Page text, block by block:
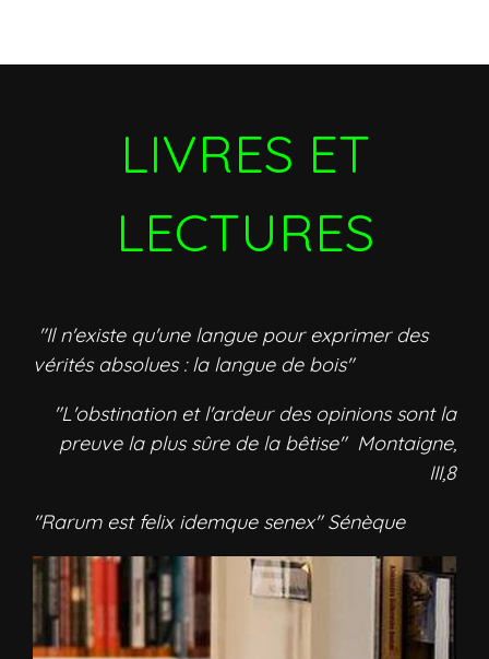
LIVRES ET
LECTURES
"Il n'existe qu'une langue pour exprimer des
vérités absolues : la langue de bois"
"L'obstination et l'ardeur des opinions sont la
preuve la plus sûre de la bêtise" Montaigne,
III,8
"Rarum est felix idemque senex" Sénèque